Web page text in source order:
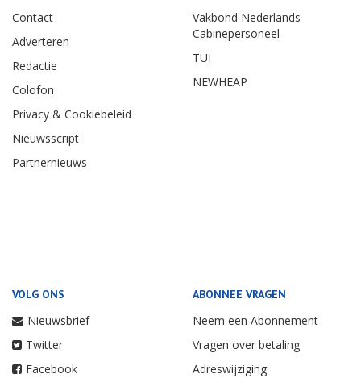
Contact
Adverteren
Redactie
Colofon
Privacy & Cookiebeleid
Nieuwsscript
Partnernieuws
Vakbond Nederlands
Cabinepersoneel
TUI
NEWHEAP
VOLG ONS
Nieuwsbrief
Twitter
Facebook
ABONNEE VRAGEN
Neem een Abonnement
Vragen over betaling
Adreswijziging